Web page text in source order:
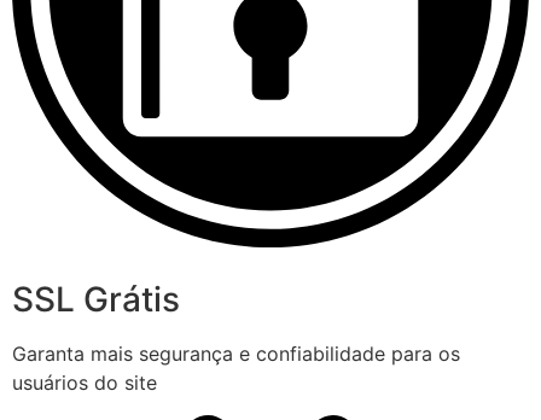
SSL Grátis
Garanta mais segurança e confiabilidade para os
usuários do site